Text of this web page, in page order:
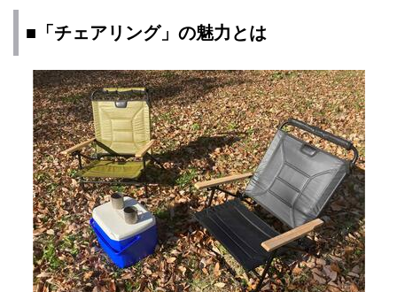
■「チェアリング」の魅力とは